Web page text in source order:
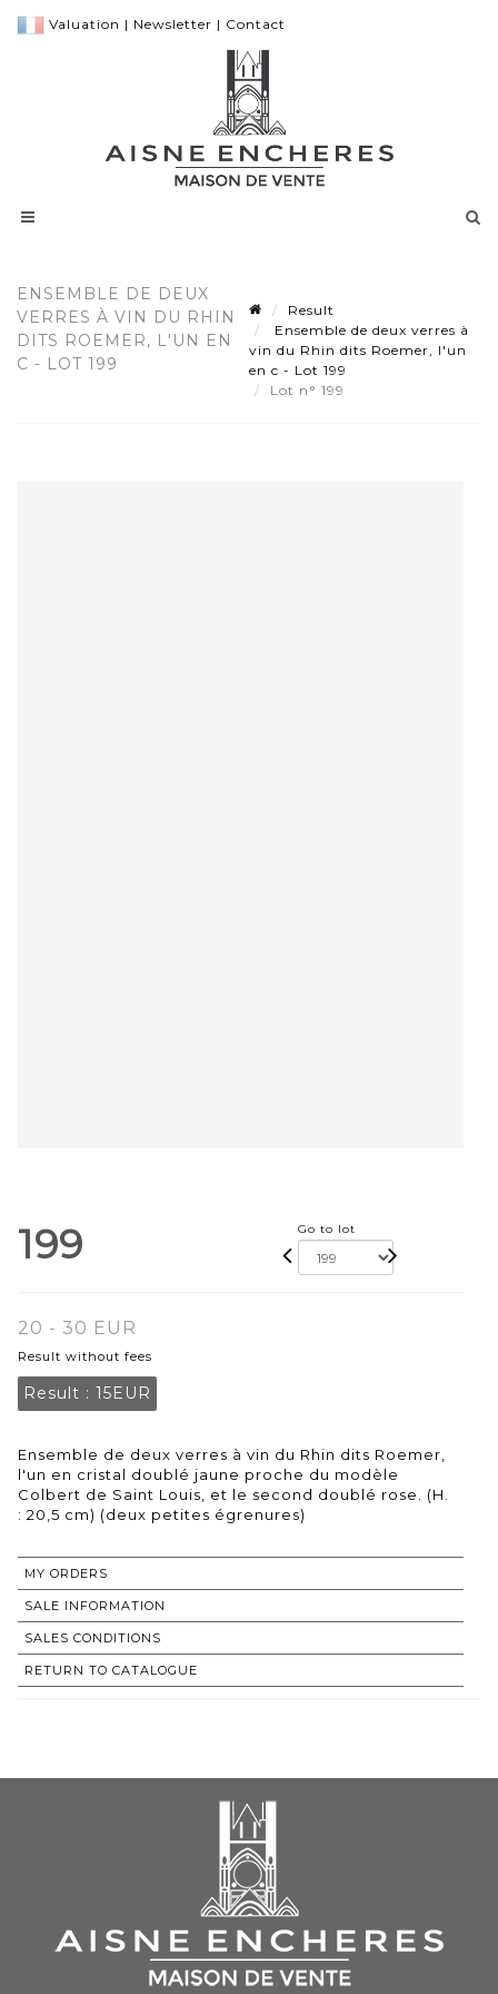
Valuation | Newsletter | Contact
ENSEMBLE DE DEUX
VERRES À VIN DU RHIN
DITS ROEMER, L'UN EN
C - LOT 199
Result
Ensemble de deux verres à
vin du Rhin dits Roemer, l'un
en c - Lot 199
Lot n° 199
199 Go to lot
20 - 30 EUR
Result without fees
Result : 15EUR
Ensemble de deux verres à vin du Rhin dits Roemer,
l'un en cristal doublé jaune proche du modèle
Colbert de Saint Louis, et le second doublé rose. (H.
: 20,5 cm) (deux petites égrenures)
MY ORDERS
SALE INFORMATION
SALES CONDITIONS
RETURN TO CATALOGUE